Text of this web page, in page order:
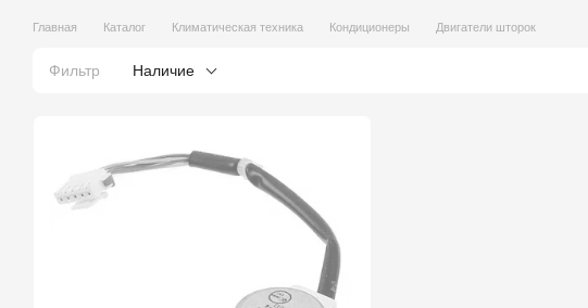
Главная Каталог Климатическая техника Кондиционеры Двигатели шторок
Фильтр Наличие